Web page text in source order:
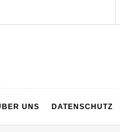
UNS DATENSCHUTZ